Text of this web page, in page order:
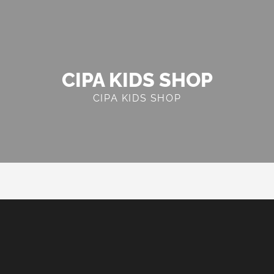
CIPA KIDS SHOP
CIPA KIDS SHOP